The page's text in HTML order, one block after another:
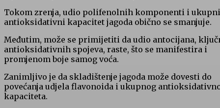
Tokom zrenja, udio polifenolnih komponenti i ukupni
antioksidativni kapacitet jagoda obično se smanjuje.
Međutim, može se primijetiti da udio antocijana,
antioksidativnih spojeva, raste, što se manifestira i
promjenom boje samog voća.
Zanimljivo je da skladištenje jagoda može dovesti do
povećanja udjela flavonoida i ukupnog
kapaciteta.